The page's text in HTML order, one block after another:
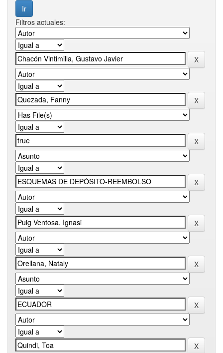
Filtros actuales: